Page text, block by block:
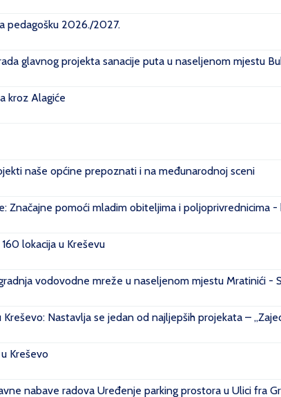
pedagošku 2026./2027.
glavnog projekta sanacije puta u naseljenom mjestu
kroz Alagiće
naše općine prepoznati i na međunarodnoj sceni
Značajne pomoći mladim obiteljima i poljoprivrednicima
lokacija u Kreševu
vodovodne mreže u naseljenom mjestu Mratinići -
Nastavlja se jedan od najljepših projekata –
Kreševo
nabave radova Uređenje parking prostora u Ulici fra